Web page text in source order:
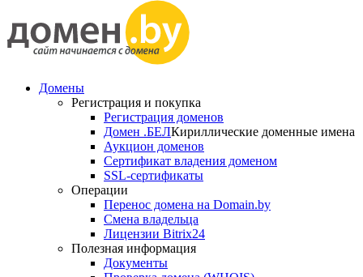
Домены
Регистрация и покупка
Регистрация доменов
Домен .БЕЛКириллические доменные имена
Аукцион доменов
Сертификат владения доменом
SSL-сертификаты
Операции
Перенос домена на Domain.by
Смена владельца
Лицензии Bitrix24
Полезная информация
Документы